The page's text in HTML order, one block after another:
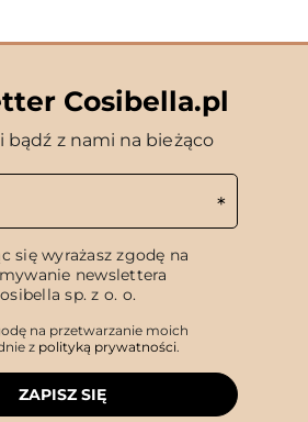
Cosibella.pl
bądź z nami na bieżąco
się wyrażasz zgodę na
newslettera
sp. z o. o.
na przetwarzanie moich
z polityką prywatności.
ZAPISZ SIĘ